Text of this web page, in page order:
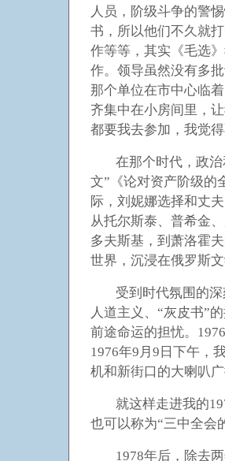
人员，阶级斗争的警
书，所以他们不久就
作等等，其实《毛选
作。领导虽然没有多
那个单位在市中心临
齐集中在小房间里，
都要我去参加，我觉
在那个时代，政
文”《论对资产阶级的
际，刘妮娜选择和丈
从托尔斯泰、普希金
多夫斯基，到萧洛霍
世界，沉浸在俄罗斯
受到时代氛围的
人道主义、“灰皮书”
前途命运的担忧。
1976年9月9日下午，
机和新街口的大喇叭
就这样走进我的
也可以称为“三中全会
1978年后，除去